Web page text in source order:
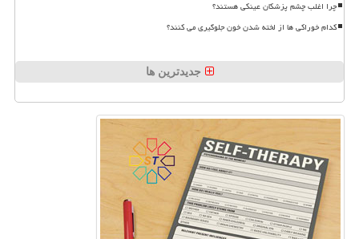
چرا اغلب چشم پزشکان عینکی هستند؟
کدام خوراکی ها از لخته شدن خون جلوگیری می کنند؟
جدیدترین ها